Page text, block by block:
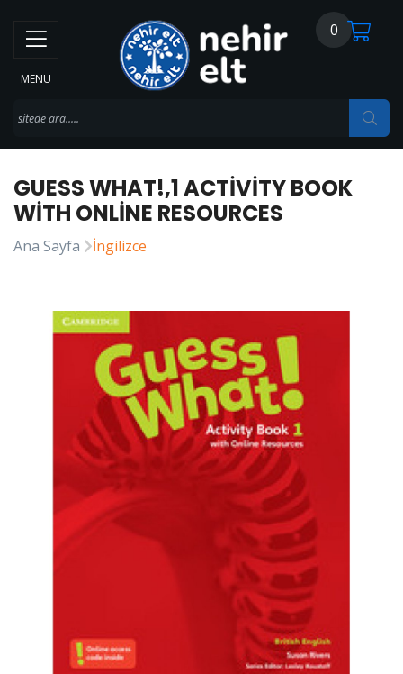
MENU
0
GUESS WHAT!,1 ACTIVITY BOOK
WITH ONLINE RESOURCES
Ana Sayfa İngilizce